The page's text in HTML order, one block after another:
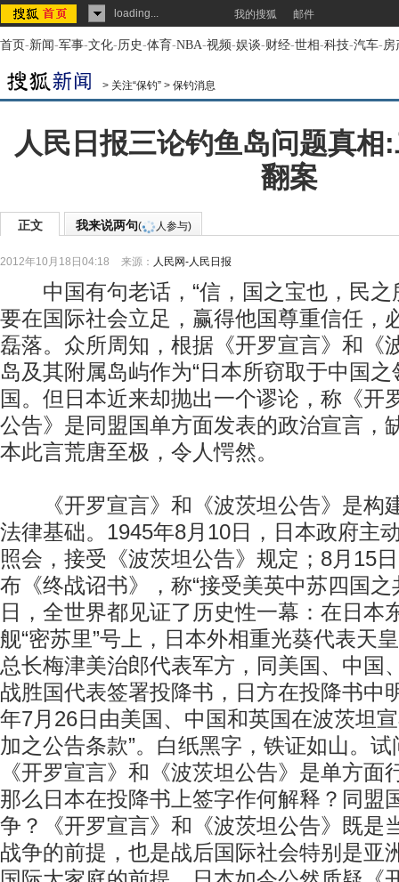
loading... 我的搜狐 邮件
首页-新闻-军事-文化-历史-体育-NBA-视频-娱谈-财经-世相-科技-汽车-房
> 关注“保钓” > 保钓消息
人民日报三论钓鱼岛问题真相
翻案
正文 我来说两句( 人参与)
2012年10月18日04:18 来源： 人民网-人民日报
中国有句老话，“信，国之宝也，民之
要在国际社会立足，赢得他国尊重信任，
磊落。众所周知，根据《开罗宣言》和《
岛及其附属岛屿作为“日本所窃取于中国之
国。但日本近来却抛出一个谬论，称《开
公告》是同盟国单方面发表的政治宣言，
本此言荒唐至极，令人愕然。
《开罗宣言》和《波茨坦公告》是构
法律基础。1945年8月10日，日本政府主
照会，接受《波茨坦公告》规定；8月15
布《终战诏书》，称“接受美英中苏四国之
日，全世界都见证了历史性一幕：在日本
舰“密苏里”号上，日本外相重光葵代表天
总长梅津美治郎代表军方，同美国、中国
战胜国代表签署投降书，日方在投降书中
年7月26日由美国、中国和英国在波茨坦
加之公告条款”。白纸黑字，铁证如山。
《开罗宣言》和《波茨坦公告》是单方面
那么日本在投降书上签字作何解释？同盟
争？《开罗宣言》和《波茨坦公告》既是
战争的前提，也是战后国际社会特别是亚